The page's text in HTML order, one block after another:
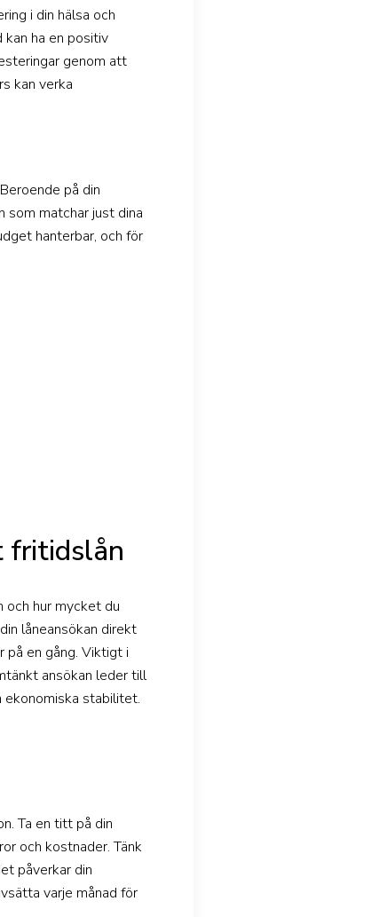
i din hälsa och
ha en positiv
genom att
kan verka
på din
som matchar just dina
hanterbar, och för
fritidslån
och hur mycket du
låneansökan direkt
på en gång. Viktigt i
ansökan leder till
ekonomiska stabilitet.
Ta en titt på din
och kostnader. Tänk
påverkar din
varje månad för